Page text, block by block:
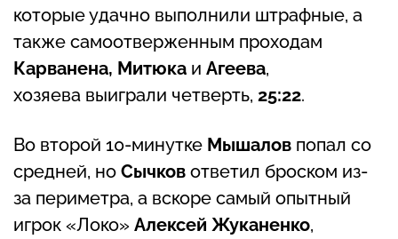
которые удачно выполнили штрафные, а
также самоотверженным проходам
Карванена, Митюка и Агеева,
хозяева выиграли четверть, 25:22.
Во второй 10-минутке Мышалов попал со
средней, но Сычков ответил броском из-
за периметра, а вскоре самый опытный
игрок «Локо» Алексей Жуканенко,